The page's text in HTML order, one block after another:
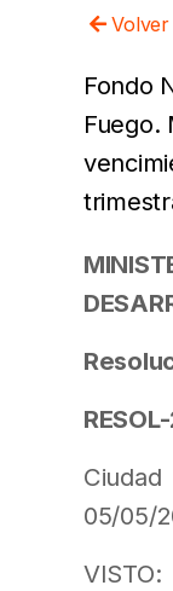
Volver
Fondo
Fuego.
05/05/